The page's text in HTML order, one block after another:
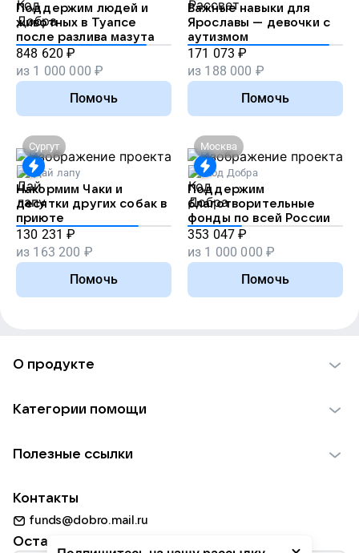
Поддержим людей и
животных в Туапсе
после разлива мазута
848 620 ₽
из 1 000 000 ₽
Помочь
Важные навыки для
Ярославы — девочки с
аутизмом
171 073 ₽
из 188 000 ₽
Помочь
Сургут
Дай лапу
Накормим Чаки и
десятки других собак в
приюте
130 231 ₽
из 163 200 ₽
Помочь
Москва
Код Добра
Поддержим
благотворительные
фонды по всей России
353 047 ₽
из 1 000 000 ₽
Помочь
О продукте
Использование материалов
Для НКО
Партнерам
Категории помощи
Пожилым
Животным
Природе
Полезные ссылки
Добрый день
Контакты
funds@dobro.mail.ru
Оставайтесь с нами